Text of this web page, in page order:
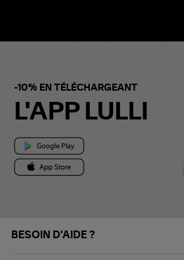
-10% EN TÉLÉCHARGEANT
L'APP LULLI
BESOIN D'AIDE ?